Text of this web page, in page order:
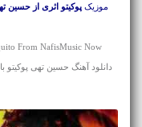
موزیکپوکیتو اثری از حسین
From NafisMusic Now
دانلود آهنگ حسین تهی پوکیتو با